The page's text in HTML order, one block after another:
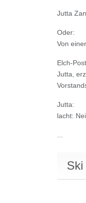
Jutta
Oder:
Von
Elch-
Jutta,
Jutta:
lacht: